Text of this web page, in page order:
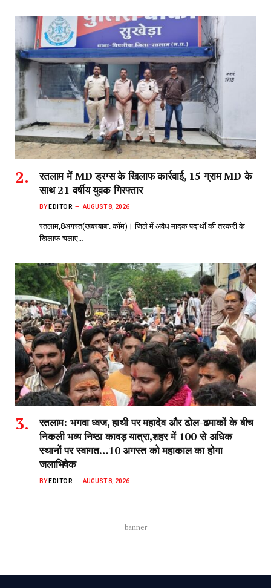
रतलाम में MD ड्रग्स के खिलाफ कार्रवाई, 15 ग्राम MD के
साथ 21 वर्षीय युवक गिरफ्तार
BY EDITOR AUGUST 8, 2026
रतलाम,8अगस्त(खबरबाबा. कॉम)। जिले में अवैध मादक पदार्थों की तस्करी के
खिलाफ चलाए…
रतलाम: भगवा ध्वज, हाथी पर महादेव और ढोल-ढमाकों के बीच
निकली भव्य निष्ठा कावड़ यात्रा,शहर में 100 से अधिक
स्थानों पर स्वागत…10 अगस्त को महाकाल का होगा
जलाभिषेक
BY EDITOR AUGUST 8, 2026
banner